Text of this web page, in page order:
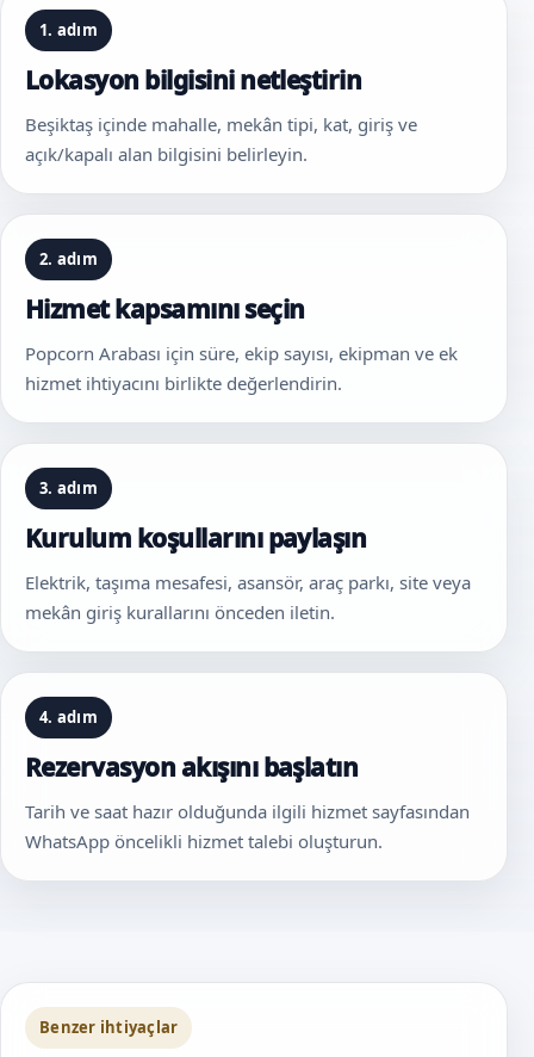
1. adım
Lokasyon bilgisini netleştirin
Beşiktaş içinde mahalle, mekân tipi, kat, giriş ve
açık/kapalı alan bilgisini belirleyin.
2. adım
Hizmet kapsamını seçin
Popcorn Arabası için süre, ekip sayısı, ekipman ve ek
hizmet ihtiyacını birlikte değerlendirin.
3. adım
Kurulum koşullarını paylaşın
Elektrik, taşıma mesafesi, asansör, araç parkı, site veya
mekân giriş kurallarını önceden iletin.
4. adım
Rezervasyon akışını başlatın
Tarih ve saat hazır olduğunda ilgili hizmet sayfasından
WhatsApp öncelikli hizmet talebi oluşturun.
Benzer ihtiyaçlar